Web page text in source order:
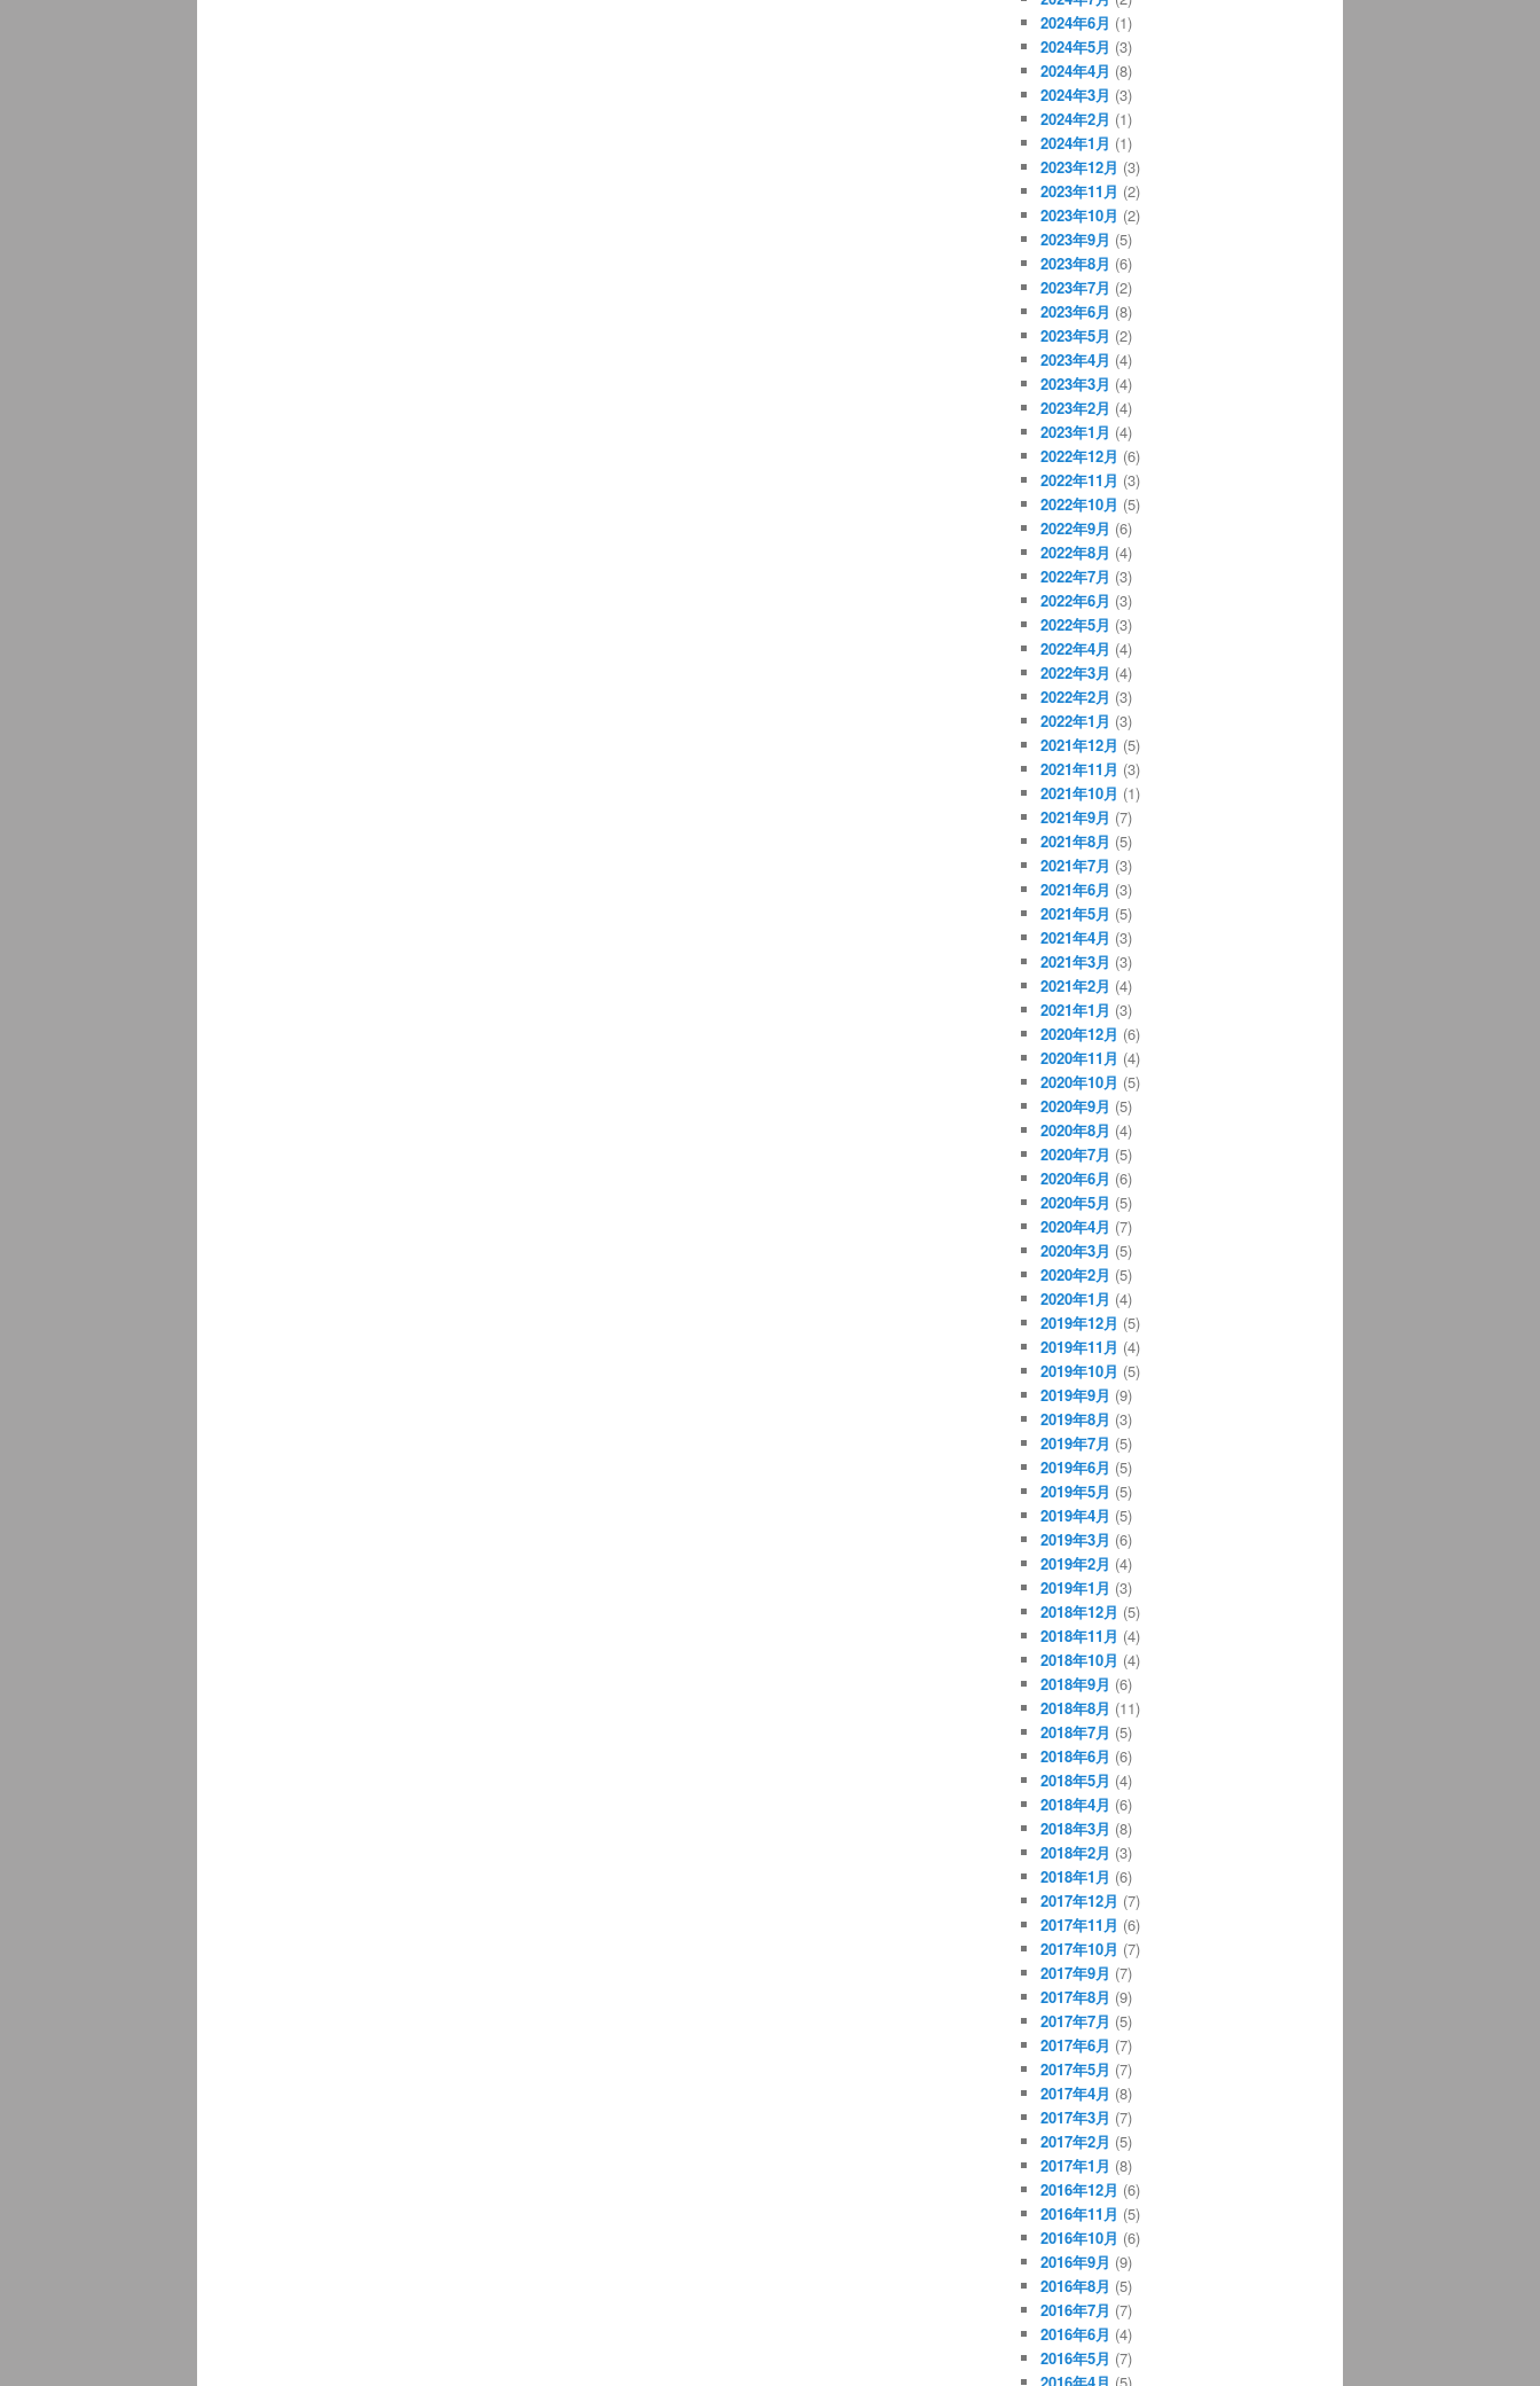
2024年6月 (1)
2024年5月 (3)
2024年4月 (8)
2024年3月 (3)
2024年2月 (1)
2024年1月 (1)
2023年12月 (3)
2023年11月 (2)
2023年10月 (2)
2023年9月 (5)
2023年8月 (6)
2023年7月 (2)
2023年6月 (8)
2023年5月 (2)
2023年4月 (4)
2023年3月 (4)
2023年2月 (4)
2023年1月 (4)
2022年12月 (6)
2022年11月 (3)
2022年10月 (5)
2022年9月 (6)
2022年8月 (4)
2022年7月 (3)
2022年6月 (3)
2022年5月 (3)
2022年4月 (4)
2022年3月 (4)
2022年2月 (3)
2022年1月 (3)
2021年12月 (5)
2021年11月 (3)
2021年10月 (1)
2021年9月 (7)
2021年8月 (5)
2021年7月 (3)
2021年6月 (3)
2021年5月 (5)
2021年4月 (3)
2021年3月 (3)
2021年2月 (4)
2021年1月 (3)
2020年12月 (6)
2020年11月 (4)
2020年10月 (5)
2020年9月 (5)
2020年8月 (4)
2020年7月 (5)
2020年6月 (6)
2020年5月 (5)
2020年4月 (7)
2020年3月 (5)
2020年2月 (5)
2020年1月 (4)
2019年12月 (5)
2019年11月 (4)
2019年10月 (5)
2019年9月 (9)
2019年8月 (3)
2019年7月 (5)
2019年6月 (5)
2019年5月 (5)
2019年4月 (5)
2019年3月 (6)
2019年2月 (4)
2019年1月 (3)
2018年12月 (5)
2018年11月 (4)
2018年10月 (4)
2018年9月 (6)
2018年8月 (11)
2018年7月 (5)
2018年6月 (6)
2018年5月 (4)
2018年4月 (6)
2018年3月 (8)
2018年2月 (3)
2018年1月 (6)
2017年12月 (7)
2017年11月 (6)
2017年10月 (7)
2017年9月 (7)
2017年8月 (9)
2017年7月 (5)
2017年6月 (7)
2017年5月 (7)
2017年4月 (8)
2017年3月 (7)
2017年2月 (5)
2017年1月 (8)
2016年12月 (6)
2016年11月 (5)
2016年10月 (6)
2016年9月 (9)
2016年8月 (5)
2016年7月 (7)
2016年6月 (4)
2016年5月 (7)